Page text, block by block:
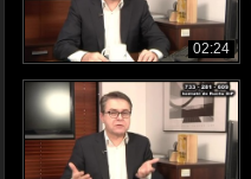
02:24